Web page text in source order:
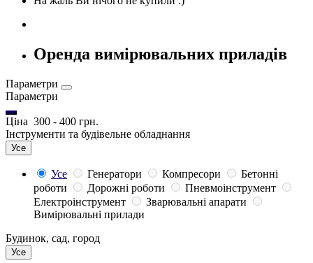
Оренда вимірювальних приладів
Параметри
Параметри
Ціна 300 - 400 грн.
Інструменти та будівельне обладнання
Усе
Усе Генератори Компресори
Бетонні
роботи
Дорожні роботи
Пневмоінструмент
Електроінструмент
Зварювальні апарати
Вимірювальні прилади
Будинок, сад, город
Усе